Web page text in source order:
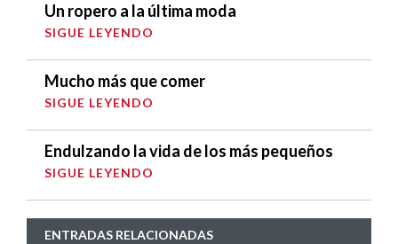
Un ropero a la última moda
SIGUE LEYENDO
Mucho más que comer
SIGUE LEYENDO
Endulzando la vida de los más pequeños
SIGUE LEYENDO
ENTRADAS RELACIONADAS